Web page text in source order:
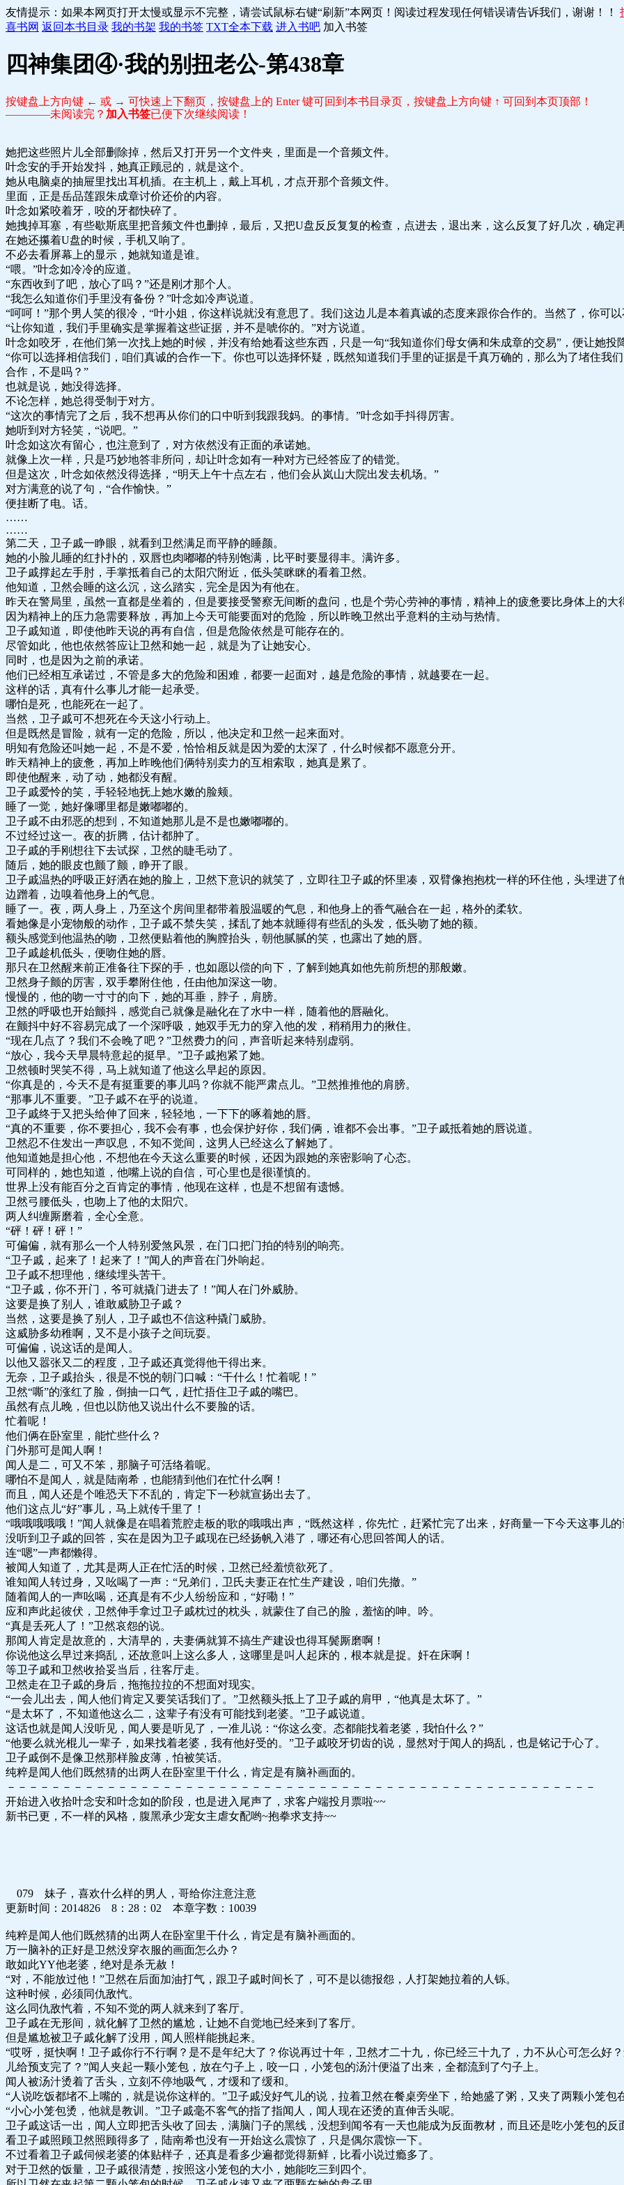
友情提示：如果本网页打开太慢或显示不完整，请尝试鼠标右键“刷新”本网页！阅读过程发现任何错误请告诉我们，谢谢！！
喜书网 返回本书目录 我的书架 我的书签 TXT全本下载 进入书吧 加入书签
四神集团④·我的别扭老公-第438章
按键盘上方向键 ← 或 → 可快速上下翻页，按键盘上的 Enter 键可回到本书目录页，按键盘上方向键 ↑ 可回到本页顶部！
————未阅读完？ 加入书签已便下次继续阅读！
她把这些照片儿全部删除掉，然后又打开另一个文件夹，里面是一个音频文件。
叶念安的手开始发抖，她真正顾忌的，就是这个。
她从电脑桌的抽屉里找出耳机插。在主机上，戴上耳机，才点开那个音频文件。
里面，正是岳品莲跟朱成章讨价还价的内容。
叶念如紧咬着牙，咬的牙都快碎了。
她拽掉耳塞，有些歇斯底里把音频文件也删掉，最后，又把U盘反反复复的检查，点进去，退出来，这么反复了好几次，确定
在她还攥着U盘的时候，手机又响了。
不必去看屏幕上的显示，她就知道是谁。
“喂。”叶念如冷冷的应道。
“东西收到了吧，放心了吗？”还是刚才那个人。
“我怎么知道你们手里没有备份？”叶念如冷声说道。
“呵呵！”那个男人笑的很冷，“叶小姐，你这样说就没有意思了。我们这边儿是本着真诚的态度来跟你合作的。当然了，你可
“让你知道，我们手里确实是掌握着这些证据，并不是唬你的。”对方说道。
叶念如咬牙，在他们第一次找上她的时候，并没有给她看这些东西，只是一句“我知道你们母女俩和朱成章的交易”，便让她投
“你可以选择相信我们，咱们真诚的合作一下。你也可以选择怀疑，既然知道我们手里的证据是千真万确的，那么为了堵住我
合作，不是吗？”
也就是说，她没得选择。
不论怎样，她总得受制于对方。
“这次的事情完了之后，我不想再从你们的口中听到我跟我妈。的事情。”叶念如手抖得厉害。
她听到对方轻笑，“说吧。”
叶念如这次有留心，也注意到了，对方依然没有正面的承诺她。
就像上次一样，只是巧妙地答非所问，却让叶念如有一种对方已经答应了的错觉。
但是这次，叶念如依然没得选择，“明天上午十点左右，他们会从岚山大院出发去机场。”
对方满意的说了句，“合作愉快。”
便挂断了电。话。
……
……
第二天，卫子戚一睁眼，就看到卫然满足而平静的睡颜。
她的小脸儿睡的红扑扑的，双唇也肉嘟嘟的特别饱满，比平时要显得丰。满许多。
卫子戚撑起左手肘，手掌抵着自己的太阳穴附近，低头笑眯眯的看着卫然。
他知道，卫然会睡的这么沉，这么踏实，完全是因为有他在。
昨天在警局里，虽然一直都是坐着的，但是要接受警察无间断的盘问，也是个劳心劳神的事情，精神上的疲惫要比身体上的大
因为精神上的压力急需要释放，再加上今天可能要面对的危险，所以昨晚卫然出乎意料的主动与热情。
卫子戚知道，即使他昨天说的再有自信，但是危险依然是可能存在的。
尽管如此，他也依然答应让卫然和她一起，就是为了让她安心。
同时，也是因为之前的承诺。
他们已经相互承诺过，不管是多大的危险和困难，都要一起面对，越是危险的事情，就越要在一起。
这样的话，真有什么事儿才能一起承受。
哪怕是死，也能死在一起了。
当然，卫子戚可不想死在今天这小行动上。
但是既然是冒险，就有一定的危险，所以，他决定和卫然一起来面对。
明知有危险还叫她一起，不是不爱，恰恰相反就是因为爱的太深了，什么时候都不愿意分开。
昨天精神上的疲惫，再加上昨晚他们俩特别卖力的互相索取，她真是累了。
即使他醒来，动了动，她都没有醒。
卫子戚爱怜的笑，手轻轻地抚上她水嫩的脸颊。
睡了一觉，她好像哪里都是嫩嘟嘟的。
卫子戚不由邪恶的想到，不知道她那儿是不是也嫩嘟嘟的。
不过经过这一。夜的折腾，估计都肿了。
卫子戚的手刚想往下去试探，卫然的睫毛动了。
随后，她的眼皮也颤了颤，睁开了眼。
卫子戚温热的呼吸正好洒在她的脸上，卫然下意识的就笑了，立即往卫子戚的怀里凑，双臂像抱抱枕一样的环住他，头埋进了
边蹭着，边嗅着他身上的气息。
睡了一。夜，两人身上，乃至这个房间里都带着股温暖的气息，和他身上的香气融合在一起，格外的柔软。
看她像是小宠物般的动作，卫子戚不禁失笑，揉乱了她本就睡得有些乱的头发，低头吻了她的额。
额头感觉到他温热的吻，卫然便贴着他的胸膛抬头，朝他腻腻的笑，也露出了她的唇。
卫子戚趁机低头，便吻住她的唇。
那只在卫然醒来前正准备往下探的手，也如愿以偿的向下，了解到她真如他先前所想的那般嫩。
卫然身子颤的厉害，双手攀附住他，任由他加深这一吻。
慢慢的，他的吻一寸寸的向下，她的耳垂，脖子，肩膀。
卫然的呼吸也开始颤抖，感觉自己就像是融化在了水中一样，随着他的唇融化。
在颤抖中好不容易完成了一个深呼吸，她双手无力的穿入他的发，稍稍用力的揪住。
“现在几点了？我们不会晚了吧？”卫然费力的问，声音听起来特别虚弱。
“放心，我今天早晨特意起的挺早。”卫子戚抱紧了她。
卫然顿时哭笑不得，马上就知道了他这么早起的原因。
“你真是的，今天不是有挺重要的事儿吗？你就不能严肃点儿。”卫然推推他的肩膀。
“那事儿不重要。”卫子戚不在乎的说道。
卫子戚终于又把头给伸了回来，轻轻地，一下下的啄着她的唇。
“真的不重要，你不要担心，我不会有事，也会保护好你，我们俩，谁都不会出事。”卫子戚抵着她的唇说道。
卫然忍不住发出一声叹息，不知不觉间，这男人已经这么了解她了。
他知道她是担心他，不想他在今天这么重要的时候，还因为跟她的亲密影响了心态。
可同样的，她也知道，他嘴上说的自信，可心里也是很谨慎的。
世界上没有能百分之百肯定的事情，他现在这样，也是不想留有遗憾。
卫然弓腰低头，也吻上了他的太阳穴。
两人纠缠厮磨着，全心全意。
“砰！砰！砰！”
可偏偏，就有那么一个人特别爱煞风景，在门口把门拍的特别的响亮。
“卫子戚，起来了！起来了！”闻人的声音在门外响起。
卫子戚不想理他，继续埋头苦干。
“卫子戚，你不开门，爷可就撬门进去了！”闻人在门外威胁。
这要是换了别人，谁敢威胁卫子戚？
当然，这要是换了别人，卫子戚也不信这种撬门威胁。
这威胁多幼稚啊，又不是小孩子之间玩耍。
可偏偏，说这话的是闻人。
以他又嚣张又二的程度，卫子戚还真觉得他干得出来。
无奈，卫子戚抬头，很是不悦的朝门口喊：“干什么！忙着呢！”
卫然“嘶”的涨红了脸，倒抽一口气，赶忙捂住卫子戚的嘴巴。
虽然有点儿晚，但也以防他又说出什么不要脸的话。
忙着呢！
他们俩在卧室里，能忙些什么？
门外那可是闻人啊！
闻人是二，可又不笨，那脑子可活络着呢。
哪怕不是闻人，就是陆南希，也能猜到他们在忙什么啊！
而且，闻人还是个唯恐天下不乱的，肯定下一秒就宣扬出去了。
他们这点儿“好”事儿，马上就传千里了！
“哦哦哦哦哦！”闻人就像是在唱着荒腔走板的歌的哦哦出声，“既然这样，你先忙，赶紧忙完了出来，好商量一下今天这事儿
没听到卫子戚的回答，实在是因为卫子戚现在已经扬帆入港了，哪还有心思回答闻人的话。
连“嗯”一声都懒得。
被闻人知道了，尤其是两人正在忙活的时候，卫然已经羞愤欲死了。
谁知闻人转过身，又吆喝了一声：“兄弟们，卫氏夫妻正在忙生产建设，咱们先撤。”
随着闻人的一声吆喝，还真是有不少人纷纷应和，“好嘞！”
应和声此起彼伏，卫然伸手拿过卫子戚枕过的枕头，就蒙住了自己的脸，羞恼的呻。吟。
“真是丢死人了！”卫然哀怨的说。
那闻人肯定是故意的，大清早的，夫妻俩就算不搞生产建设也得耳鬓厮磨啊！
你说他这么早过来捣乱，还故意叫上这么多人，这哪里是叫人起床的，根本就是捉。奸在床啊！
等卫子戚和卫然收拾妥当后，往客厅走。
卫然走在卫子戚的身后，拖拖拉拉的不想面对现实。
“一会儿出去，闻人他们肯定又要笑话我们了。”卫然额头抵上了卫子戚的肩甲，“他真是太坏了。”
“是太坏了，不知道他这么二，这辈子有没有可能找到老婆。”卫子戚说道。
这话也就是闻人没听见，闻人要是听见了，一准儿说：“你这么变。态都能找着老婆，我怕什么？”
“他要么就光棍儿一辈子，如果找着老婆，我有他好受的。”卫子戚咬牙切齿的说，显然对于闻人的捣乱，也是铭记于心了。
卫子戚倒不是像卫然那样脸皮薄，怕被笑话。
纯粹是闻人他们既然猜的出两人在卧室里干什么，肯定是有脑补画面的。
－－－－－－－－－－－－－－－－－－－－－－－－－－－－－－－－－－－－－－－－－－－－－－－－－－－－－
开始进入收拾叶念安和叶念如的阶段，也是进入尾声了，求客户端投月票啦~~
新书已更，不一样的风格，腹黑承少宠女主虐女配哟~抱拳求支持~~
079 妹子，喜欢什么样的男人，哥给你注意注意
更新时间：2014826 8：28：02 本章字数：10039
纯粹是闻人他们既然猜的出两人在卧室里干什么，肯定是有脑补画面的。
万一脑补的正好是卫然没穿衣服的画面怎么办？
敢如此YY他老婆，绝对是杀无赦！
“对，不能放过他！”卫然在后面加油打气，跟卫子戚时间长了，可不是以德报怨，人打架她拉着的人铄。
这种时候，必须同仇敌忾。
这么同仇敌忾着，不知不觉的两人就来到了客厅。
卫子戚在无形间，就化解了卫然的尴尬，让她不自觉地已经来到了客厅。
但是尴尬被卫子戚化解了没用，闻人照样能挑起来。
“哎呀，挺快啊！卫子戚你行不行啊？是不是年纪大了？你说再过十年，卫然才二十九，你已经三十九了，力不从心可怎么好
儿给预支完了？”闻人夹起一颗小笼包，放在勺子上，咬一口，小笼包的汤汁便溢了出来，全都流到了勺子上。
闻人被汤汁烫着了舌头，立刻不停地吸气，才缓和了缓和。
“人说吃饭都堵不上嘴的，就是说你这样的。”卫子戚没好气儿的说，拉着卫然在餐桌旁坐下，给她盛了粥，又夹了两颗小笼包
“小心小笼包烫，他就是教训。”卫子戚毫不客气的指了指闻人，闻人现在还烫的直伸舌头呢。
卫子戚这话一出，闻人立即把舌头收了回去，满脑门子的黑线，没想到闻爷有一天也能成为反面教材，而且还是吃小笼包的反
看卫子戚照顾卫然照顾得多了，陆南希也没有一开始这么震惊了，只是偶尔震惊一下。
不过看着卫子戚伺候老婆的体贴样子，还真是看多少遍都觉得新鲜，比看小说过瘾多了。
对于卫然的饭量，卫子戚很清楚，按照这小笼包的大小，她能吃三到四个。